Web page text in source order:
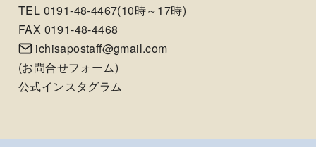
TEL 0191-48-4467(10時～17時)
FAX 0191-48-4468
ichisapostaff@gmail.com
(お問合せフォーム)
公式インスタグラム